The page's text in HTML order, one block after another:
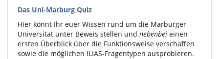
Das Uni-Marburg Quiz
Hier könnt Ihr euer Wissen rund um die Marburger
Universität unter Beweis stellen und nebenbei einen
ersten Überblick über die Funktionsweise verschaffen
sowie die möglichen ILIAS-Fragentypen ausprobieren.